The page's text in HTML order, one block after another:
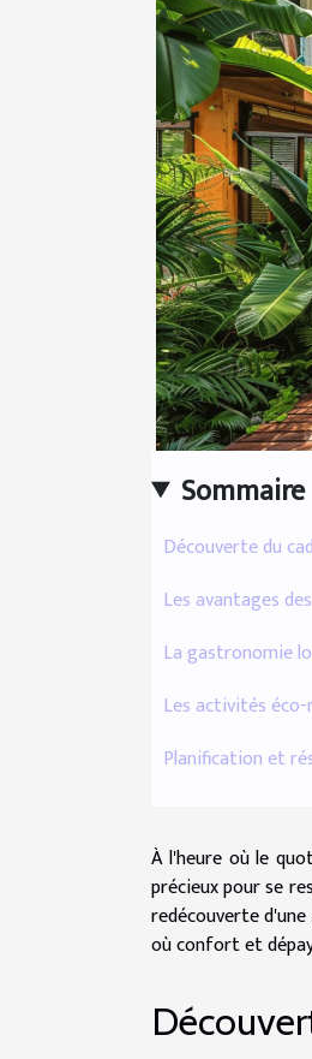
Sommaire
Découverte du
Les avantages
La gastronomie
Les activités
Planification et
À l'heure où le
précieux pour se
redécouverte
où confort et